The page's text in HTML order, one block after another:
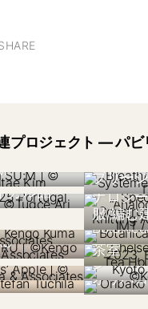
プロジェクト — パビ
ブリー
博
ガル館
特別展
ナロジ
服/編む
オーストラリ
英国 2023
Chelsea
Show
フィリ
茶室
のりん
日本 2021
京都”湯
ン
台湾 2021
オリバコ